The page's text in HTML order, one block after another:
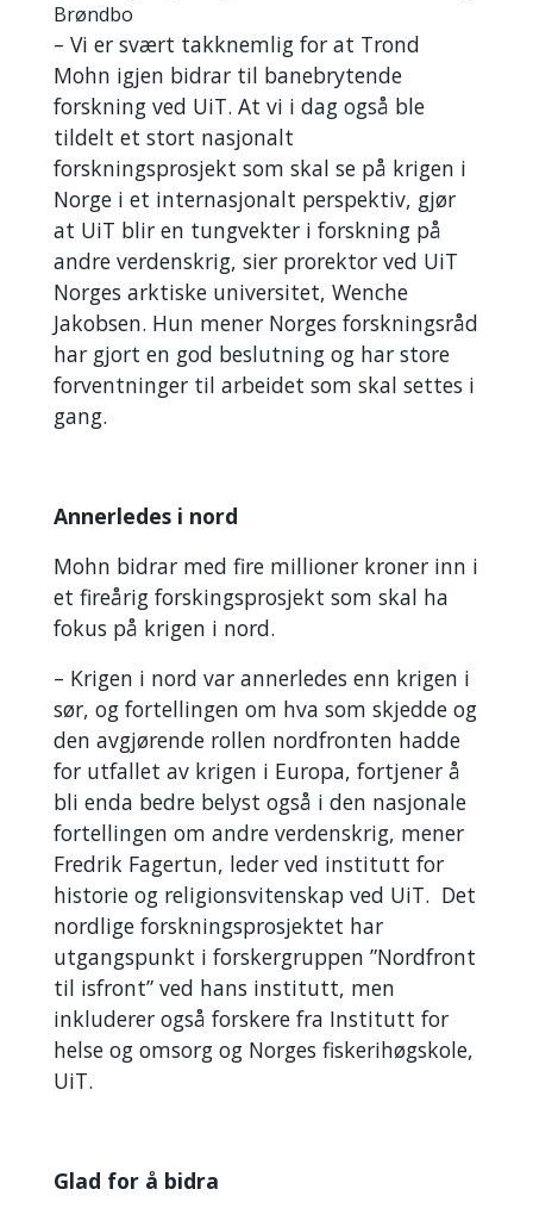
Brøndbo
– ­Vi er svært takknemlig for at Trond
Mohn igjen bidrar til banebrytende
forskning ved UiT. At vi i dag også ble
tildelt et stort nasjonalt
forskningsprosjekt som skal se på krigen i
Norge i et internasjonalt perspektiv, gjør
at UiT blir en tungvekter i forskning på
andre verdenskrig, sier prorektor ved UiT
Norges arktiske universitet, Wenche
Jakobsen. Hun mener Norges forskningsråd
har gjort en god beslutning og har store
forventninger til arbeidet som skal settes i
gang.
Annerledes i nord
Mohn bidrar med fire millioner kroner inn i
et fireårig forskingsprosjekt som skal ha
fokus på krigen i nord.
– Krigen i nord var annerledes enn krigen i
sør, og fortellingen om hva som skjedde og
den avgjørende rollen nordfronten hadde
for utfallet av krigen i Europa, fortjener å
bli enda bedre belyst også i den nasjonale
fortellingen om andre verdenskrig, mener
Fredrik Fagertun, leder ved institutt for
historie og religionsvitenskap ved UiT. Det
nordlige forskningsprosjektet har
utgangspunkt i forskergruppen ”Nordfront
til isfront” ved hans institutt, men
inkluderer også forskere fra Institutt for
helse og omsorg og Norges fiskerihøgskole,
UiT.
Glad for å bidra